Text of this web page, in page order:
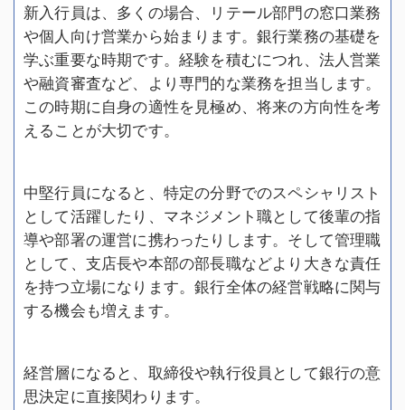
新入行員は、多くの場合、リテール部門の窓口業務
や個人向け営業から始まります。銀行業務の基礎を
学ぶ重要な時期です。経験を積むにつれ、法人営業
や融資審査など、より専門的な業務を担当します。
この時期に自身の適性を見極め、将来の方向性を考
えることが大切です。
中堅行員になると、特定の分野でのスペシャリスト
として活躍したり、マネジメント職として後輩の指
導や部署の運営に携わったりします。そして管理職
として、支店長や本部の部長職などより大きな責任
を持つ立場になります。銀行全体の経営戦略に関与
する機会も増えます。
経営層になると、取締役や執行役員として銀行の意
思決定に直接関わります。